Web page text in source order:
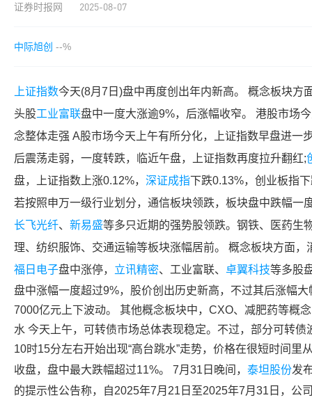
证券时报网 2025-08-07
中际旭创 --%
上证指数今天(8月7日)盘中再度创出年内新高。 概念板块方
头股工业富联盘中一度大涨逾9%，后涨幅收窄。 港股市场
念整体走强 A股市场今天上午有所分化，
上证指数早盘进一
后震荡走弱，一度转跌，临近午盘，
上证指数再度拉升翻红;
盘，
上证指数 上涨0.12%， 深证成指下跌0.13%， 创业板指
若按照申万一级行业划分，通信板块领跌，板块盘中跌幅一
长飞光纤、 新易盛等多只近期的强势股领跌。钢铁、
医药生
理、纺织服饰、交通运输等板块涨幅居前。 概念板块方面，
福日电子盘中涨停， 立讯精密、 工业富联、 卓翼科技等多股
盘中涨幅一度超过9%，股价创出历史新高，不过其后涨幅
7000亿元上下波动。 其他概念板块中，CXO、减肥药等概
水 今天上午，可转债市场总体表现稳定。不过，部分可转
10时15分左右开始出现“高台跳水”走势，价格在很短时间里
收盘，盘中最大跌幅超过11%。 7月31日晚间， 泰坦股份发
的提示性公告称，自2025年7月21日至2025年7月31日，公